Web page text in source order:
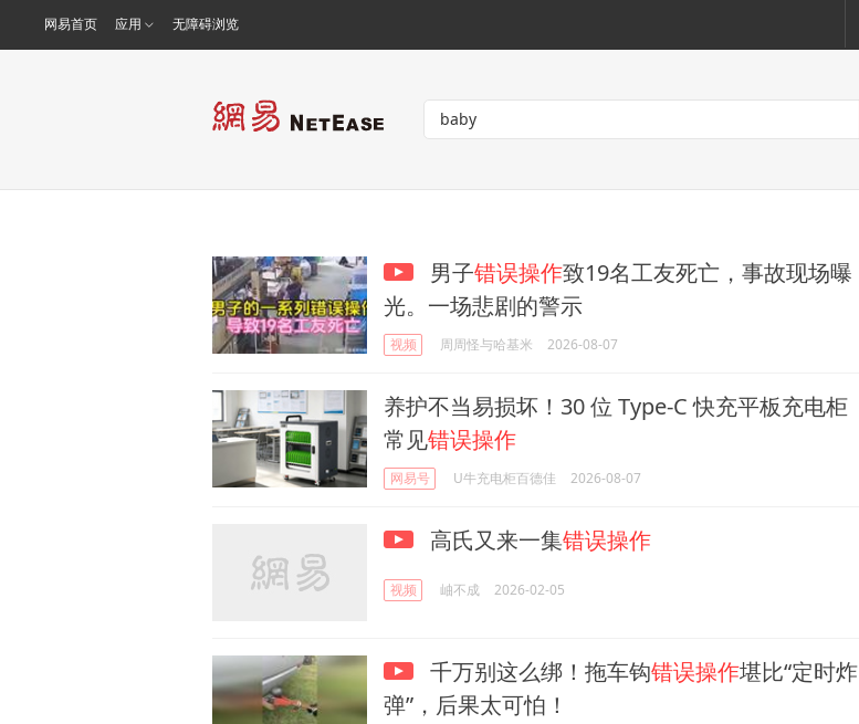
网易首页 应用 无障碍浏览
男子错误操作致19名工友死亡，事故现场曝
光。一场悲剧的警示
视频 周周怪与哈基米 2026-08-07
养护不当易损坏！30 位 Type-C 快充平板充电柜
常见错误操作
网易号 U牛充电柜百德佳 2026-08-07
高氏又来一集错误操作
视频 岫不成 2026-02-05
千万别这么绑！拖车钩错误操作堪比“定时炸
弹”，后果太可怕！